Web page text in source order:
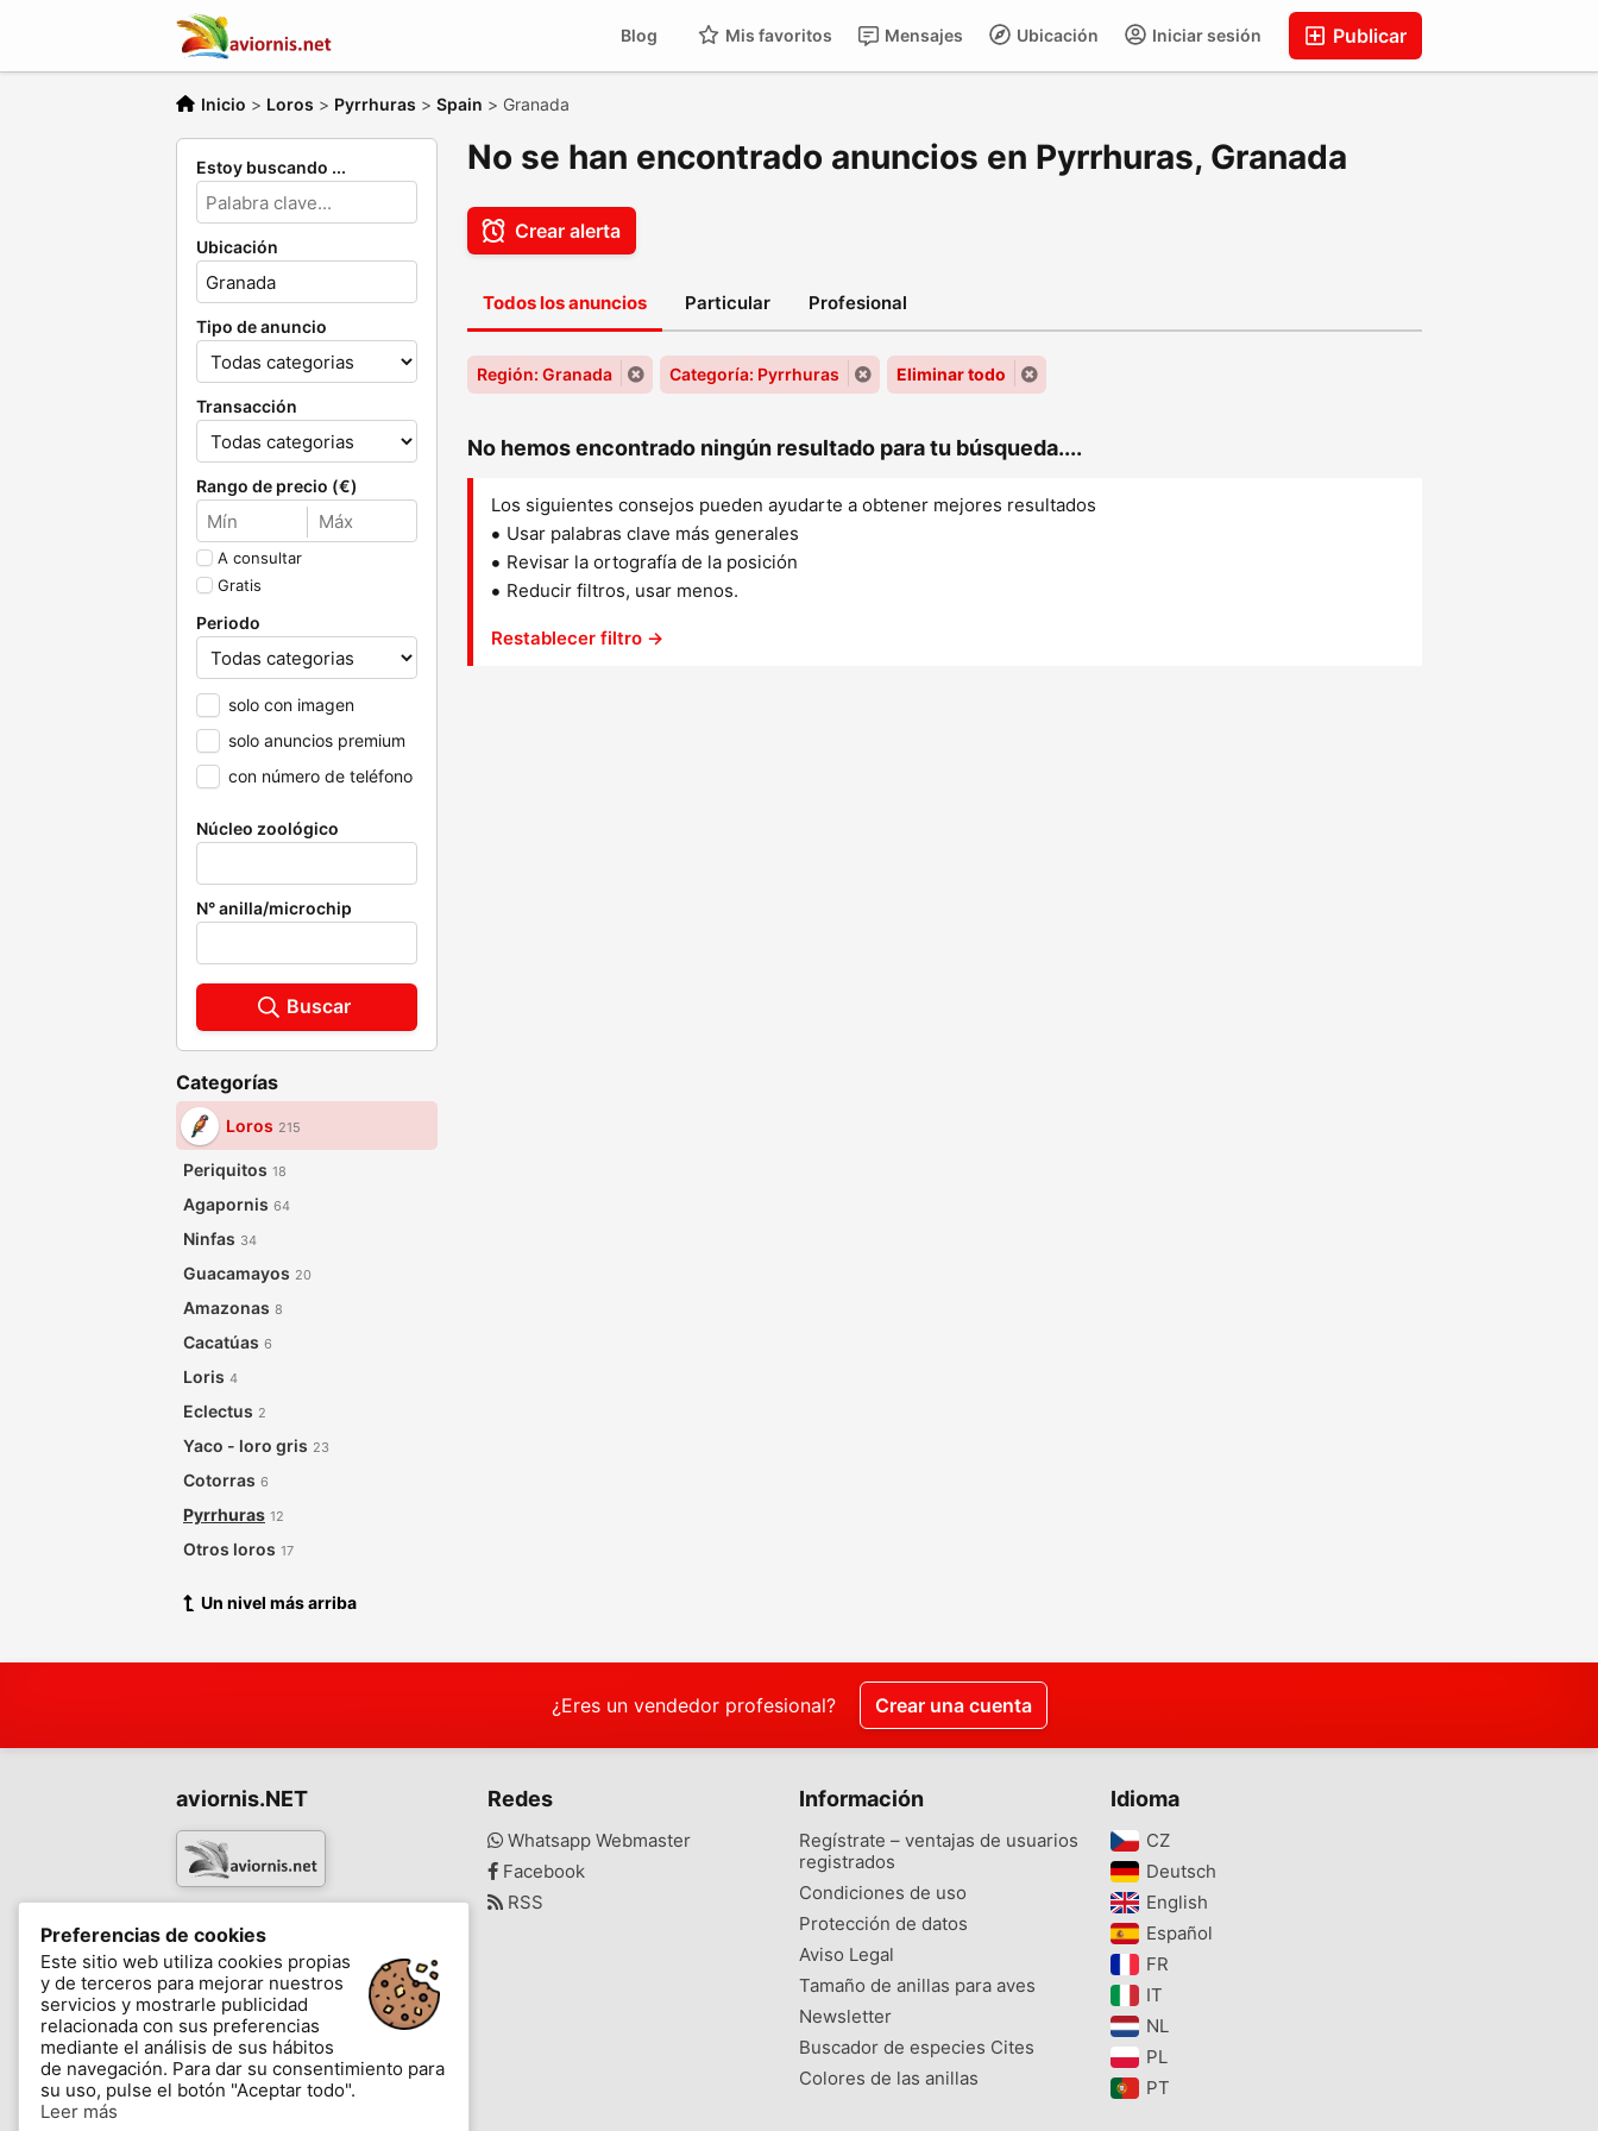
Publicar
Iniciar sesión
Ubicación
Mensajes
Mis favoritos
Blog
Inicio > Loros > Pyrrhuras > Spain > Granada
Estoy buscando ...
Ubicación
Tipo de anuncio
Transacción
Rango de precio (€)
A consultar
Gratis
Periodo
solo con imagen
solo anuncios premium
con número de teléfono
Núcleo zoológico
N° anilla/microchip
Buscar
Categorías
Loros 215
Periquitos 18
Agapornis 64
Ninfas 34
Guacamayos 20
Amazonas 8
Cacatúas 6
Loris 4
Eclectus 2
Yaco - loro gris 23
Cotorras 6
Pyrrhuras 12
Otros loros 17
Un nivel más arriba
No se han encontrado anuncios en Pyrrhuras, Granada
Crear alerta
Todos los anuncios Particular Profesional
Región: Granada Categoría: Pyrrhuras Eliminar todo
No hemos encontrado ningún resultado para tu búsqueda....
Los siguientes consejos pueden ayudarte a obtener mejores resultados
Usar palabras clave más generales
Revisar la ortografía de la posición
Reducir filtros, usar menos.
Restablecer filtro →
¿Eres un vendedor profesional? Crear una cuenta
aviornis.NET
-
Mensajes Mis favoritos Blog
Redes
Whatsapp Webmaster
Facebook
RSS
Información
Regístrate – ventajas de usuarios
registrados
Condiciones de uso
Protección de datos
Aviso Legal
Tamaño de anillas para aves
Newsletter
Buscador de especies Cites
Colores de las anillas
Idioma
CZ‎
Deutsch‎
English‎
Español‎
FR‎
IT‎
NL‎
PL‎
PT‎
Preferencias de cookies
Este sitio web utiliza cookies propias
y de terceros para mejorar nuestros
servicios y mostrarle publicidad
relacionada con sus preferencias
mediante el análisis de sus hábitos
de navegación. Para dar su consentimiento para
su uso, pulse el botón "Aceptar todo".
Leer más